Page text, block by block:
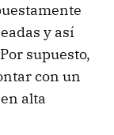
y así
supuesto,
con un
alta